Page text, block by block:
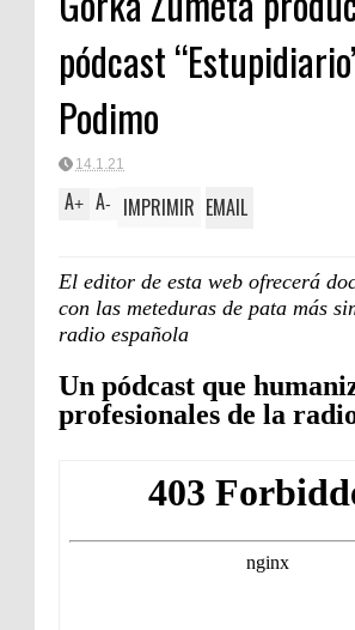
pódcast
Podimo
14.1.21
A+ A- IMPRIMIR EMAIL
El editor de esta web ofrecerá
con las meteduras de pata más
radio española
Un pódcast que
profesionales de la